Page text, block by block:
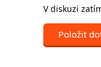
V diskuzi
Položit